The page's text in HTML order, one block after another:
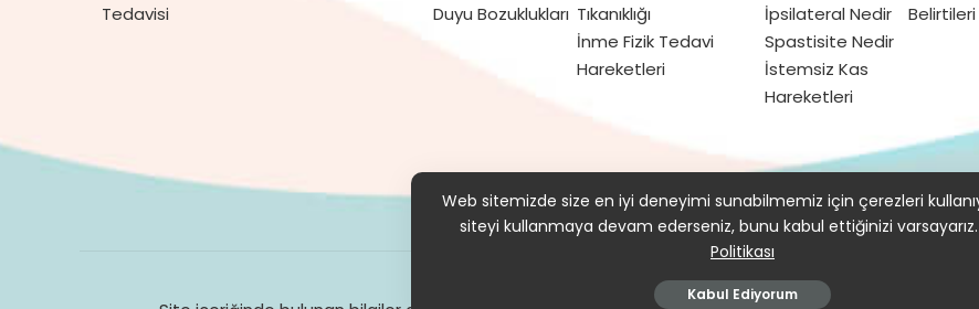
Tedavisi
Duyu Bozuklukları Tıkanıklığı
İnme Fizik Tedavi
Hareketleri
İpsilateral Nedir
Spastisite Nedir
İstemsiz Kas
Hareketleri
Belirtileri
Hakkımızda Gizlilik Politikası ve Kullanım Koşulları
© 2016–2021 doktorfizik
Web sitemizde size en iyi deneyimi sunabilmemiz için çerezleri
siteyi kullanmaya devam ederseniz, bunu kabul ettiğinizi varsayarız.
Politikası
Kabul Ediyorum